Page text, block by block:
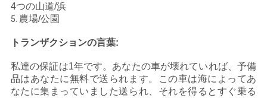
い
図
4つの山道/浜
5. 農場/公園
トランザクションの言葉:
私達の保証は1年です。あなたの車が壊れていれば、予備
品はあなたに無料で送られます。この車は海によってあ
なたに集まっていました送られ、それを得るとすぐ乗る